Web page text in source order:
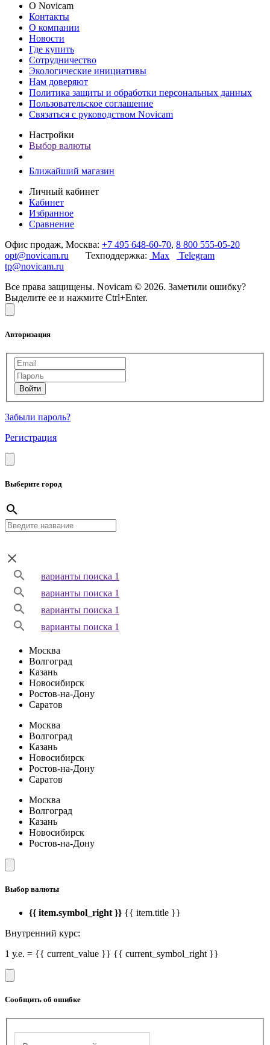
О Novicam
Контакты
О компании
Новости
Где купить
Сотрудничество
Экологические инициативы
Нам доверяют
Политика защиты и обработки персональных данных
Пользовательское соглашение
Связаться с руководством Novicam
Настройки
Выбор валюты
Ближайший магазин
Личный кабинет
Кабинет
Избранное
Сравнение
Офис продаж, Москва: +7 495 648-60-70, 8 800 555-05-20
opt@novicam.ru Техподдержка: Max
Telegram
tp@novicam.ru
Все права защищены. Novicam © 2026. Заметили ошибку?
Выделите ее и нажмите Ctrl+Enter.
Авторизация
Забыли пароль?
Регистрация
Выберите город
варианты поиска 1
варианты поиска 1
варианты поиска 1
варианты поиска 1
Москва
Волгоград
Казань
Новосибирск
Ростов-на-Дону
Саратов
Москва
Волгоград
Казань
Новосибирск
Ростов-на-Дону
Саратов
Москва
Волгоград
Казань
Новосибирск
Ростов-на-Дону
Выбор валюты
{{ item.symbol_right }} {{ item.title }}
Внутренний курс:
1 у.е. = {{ current_value }} {{ current_symbol_right }}
Сообщить об ошибке